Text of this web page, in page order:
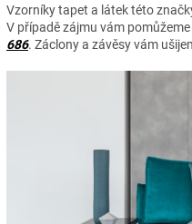
Vzorníky tapet a látek této
V případě zájmu vám
686. Záclony a závěsy vám